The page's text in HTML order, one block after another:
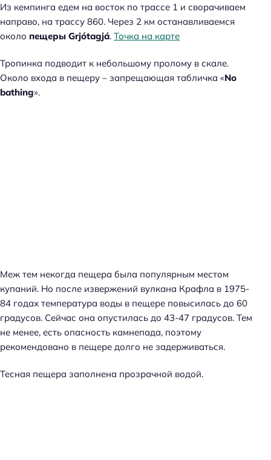
Из кемпинга едем на восток по трассе 1 и сворачиваем
направо, на трассу 860. Через 2 км останавливаемся
около пещеры Grjótagjá. Точка на карте
Тропинка подводит к небольшому пролому в скале.
Около входа в пещеру – запрещающая табличка «No
bathing».
Меж тем некогда пещера была популярным местом
купаний. Но после извержений вулкана Крафла в 1975-
84 годах температура воды в пещере повысилась до 60
градусов. Сейчас она опустилась до 43-47 градусов. Тем
не менее, есть опасность камнепада, поэтому
рекомендовано в пещере долго не задерживаться.
Тесная пещера заполнена прозрачной водой.